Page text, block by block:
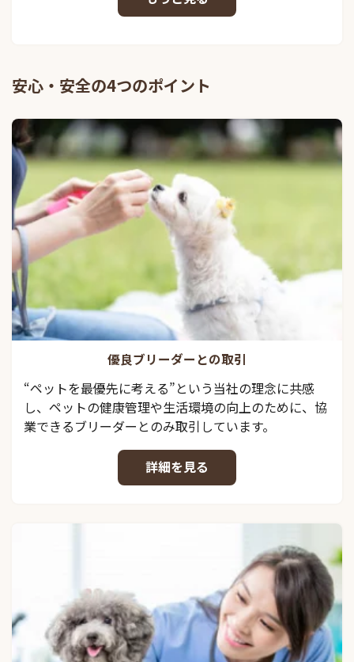
安心・安全の4つのポイント
優良ブリーダーとの取引
“ペットを最優先に考える”という当社の理念に共感
し、ペットの健康管理や生活環境の向上のために、協
業できるブリーダーとのみ取引しています。
詳細を見る